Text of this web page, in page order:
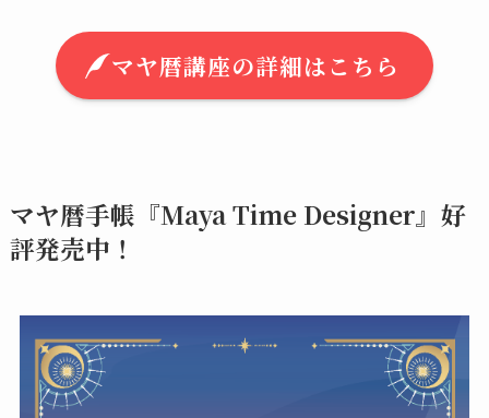
マヤ暦講座の詳細はこちら
マヤ暦手帳『Maya Time Designer』好
評発売中！